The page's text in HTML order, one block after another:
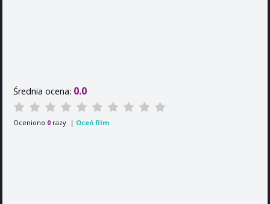
Średnia ocena: 0.0
Oceniono 0 razy. | Oceń film